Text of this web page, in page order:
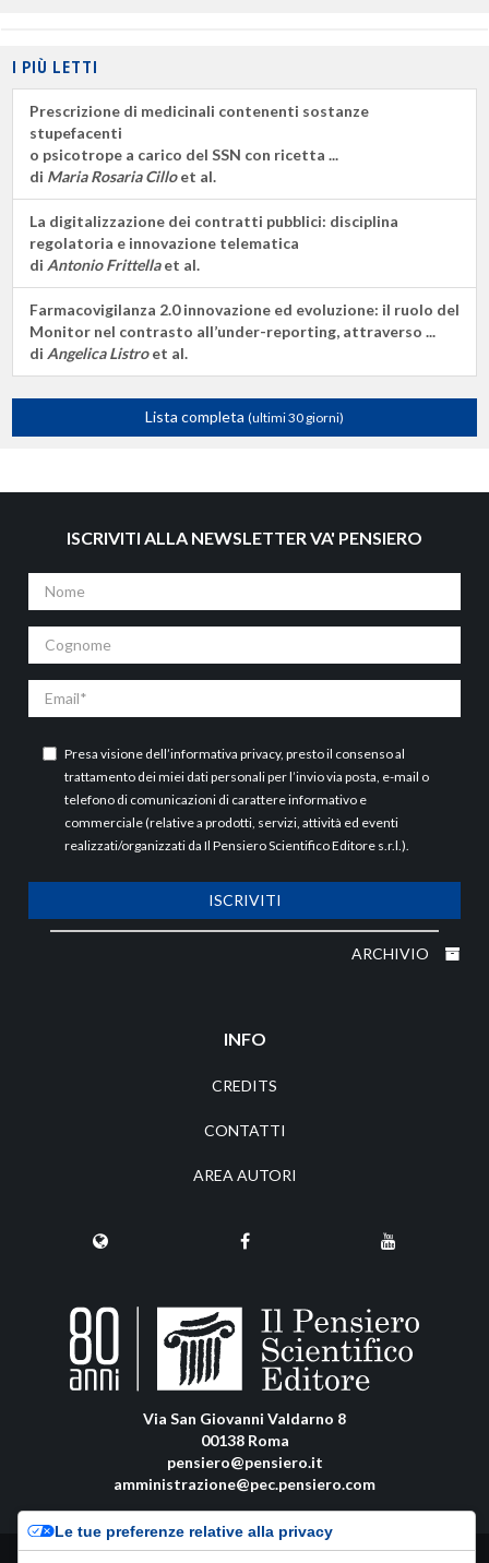
I PIÙ LETTI
Prescrizione di medicinali contenenti sostanze
stupefacenti
o psicotrope a carico del SSN con ricetta ...
di Maria Rosaria Cilloet al.
La digitalizzazione dei contratti pubblici: disciplina
regolatoria e innovazione telematica
di Antonio Frittellaet al.
Farmacovigilanza 2.0 innovazione ed evoluzione: il ruolo del
Monitor nel contrasto all’under-reporting, attraverso ...
di Angelica Listroet al.
Lista completa (ultimi 30 giorni)
ISCRIVITI ALLA NEWSLETTER VA' PENSIERO
Nome
Cognome
Email
Presa visione dell’informativa privacy, presto il consenso al
trattamento dei miei dati personali per l’invio via posta, e-mail o
telefono di comunicazioni di carattere informativo e
commerciale (relative a prodotti, servizi, attività ed eventi
realizzati/organizzati da Il Pensiero Scientifico Editore s.r.l.).
ISCRIVITI
ARCHIVIO
INFO
CREDITS
CONTATTI
AREA AUTORI
Via San Giovanni Valdarno 8
00138 Roma
pensiero@pensiero.it
amministrazione@pec.pensiero.com
Riproduzione e diritti riservati - ISSN online: 0037-8798 |Privacy Policy-
Le tue preferenze relative alla privacy